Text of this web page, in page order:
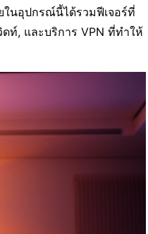
ในอุปกรณ์นี้ได้รวมฟีเจอร์ที่
ท์, และบริการ VPN ที่ทำให้